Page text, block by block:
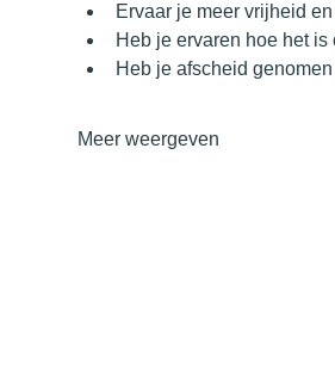
Ervaar je meer vrijheid
Heb je ervaren hoe het
Heb je afscheid
Meer weergeven